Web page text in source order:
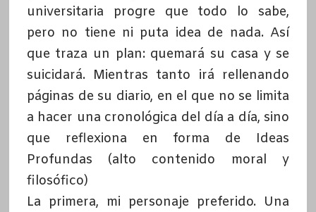
universitaria progre que todo lo sabe,
pero no tiene ni puta idea de nada. Así
que traza un plan: quemará su casa y se
suicidará. Mientras tanto irá rellenando
páginas de su diario, en el que no se limita
a hacer una cronológica del día a día, sino
que reflexiona en forma de Ideas
Profundas (alto contenido moral y
filosófico)
La primera, mi personaje preferido. Una